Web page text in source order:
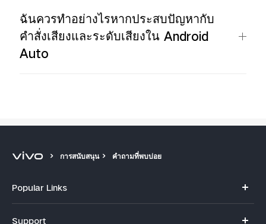
ฉันควรทำอย่างไรหากประสบปัญหากับ
คำสั่งเสียงและระดับเสียงใน Android
Auto
การสนับสนุน คำถามที่พบบ่อย
Popular Links
Support